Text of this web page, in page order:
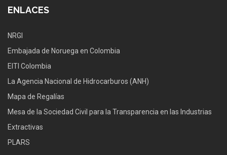
ENLACES
NRGI
Embajada de Noruega en Colombia
EITI Colombia
La Agencia Nacional de Hidrocarburos (ANH)
Mapa de Regalías
Mesa de la Sociedad Civil para la Transparencia en las Industrias
Extractivas
PLARS